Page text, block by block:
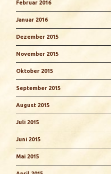
Februar 2016
Januar 2016
Dezember 2015
November 2015
Oktober 2015
September 2015
August 2015
Juli 2015
Juni 2015
Mai 2015